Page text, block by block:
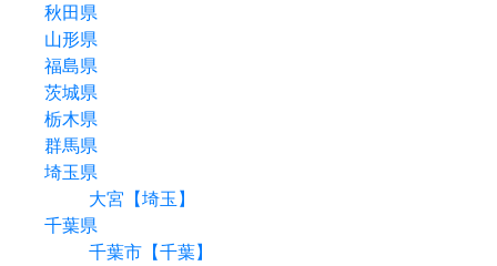
秋田県
山形県
福島県
茨城県
栃木県
群馬県
埼玉県
大宮【埼玉】
千葉県
千葉市【千葉】